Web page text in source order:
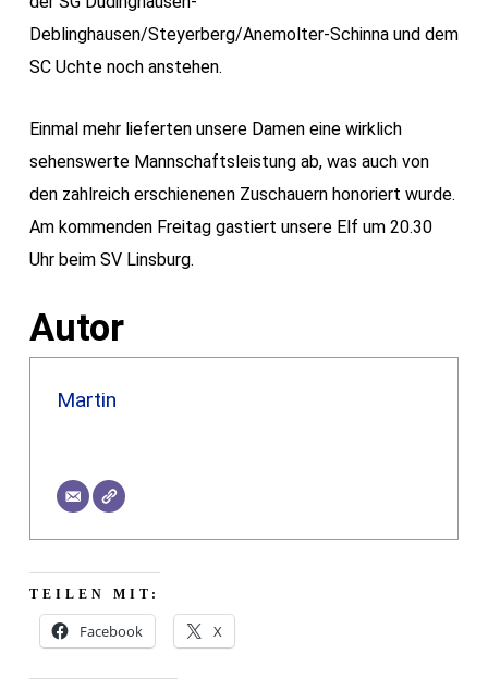
Deblinghausen/Steyerberg/Anemolter-Schinna und dem
SC Uchte noch anstehen.
Einmal mehr lieferten unsere Damen eine wirklich
sehenswerte Mannschaftsleistung ab, was auch von
den zahlreich erschienenen Zuschauern honoriert wurde.
Am kommenden Freitag gastiert unsere Elf um 20.30
Uhr beim SV Linsburg.
Autor
Martin
TEILEN MIT:
Facebook X